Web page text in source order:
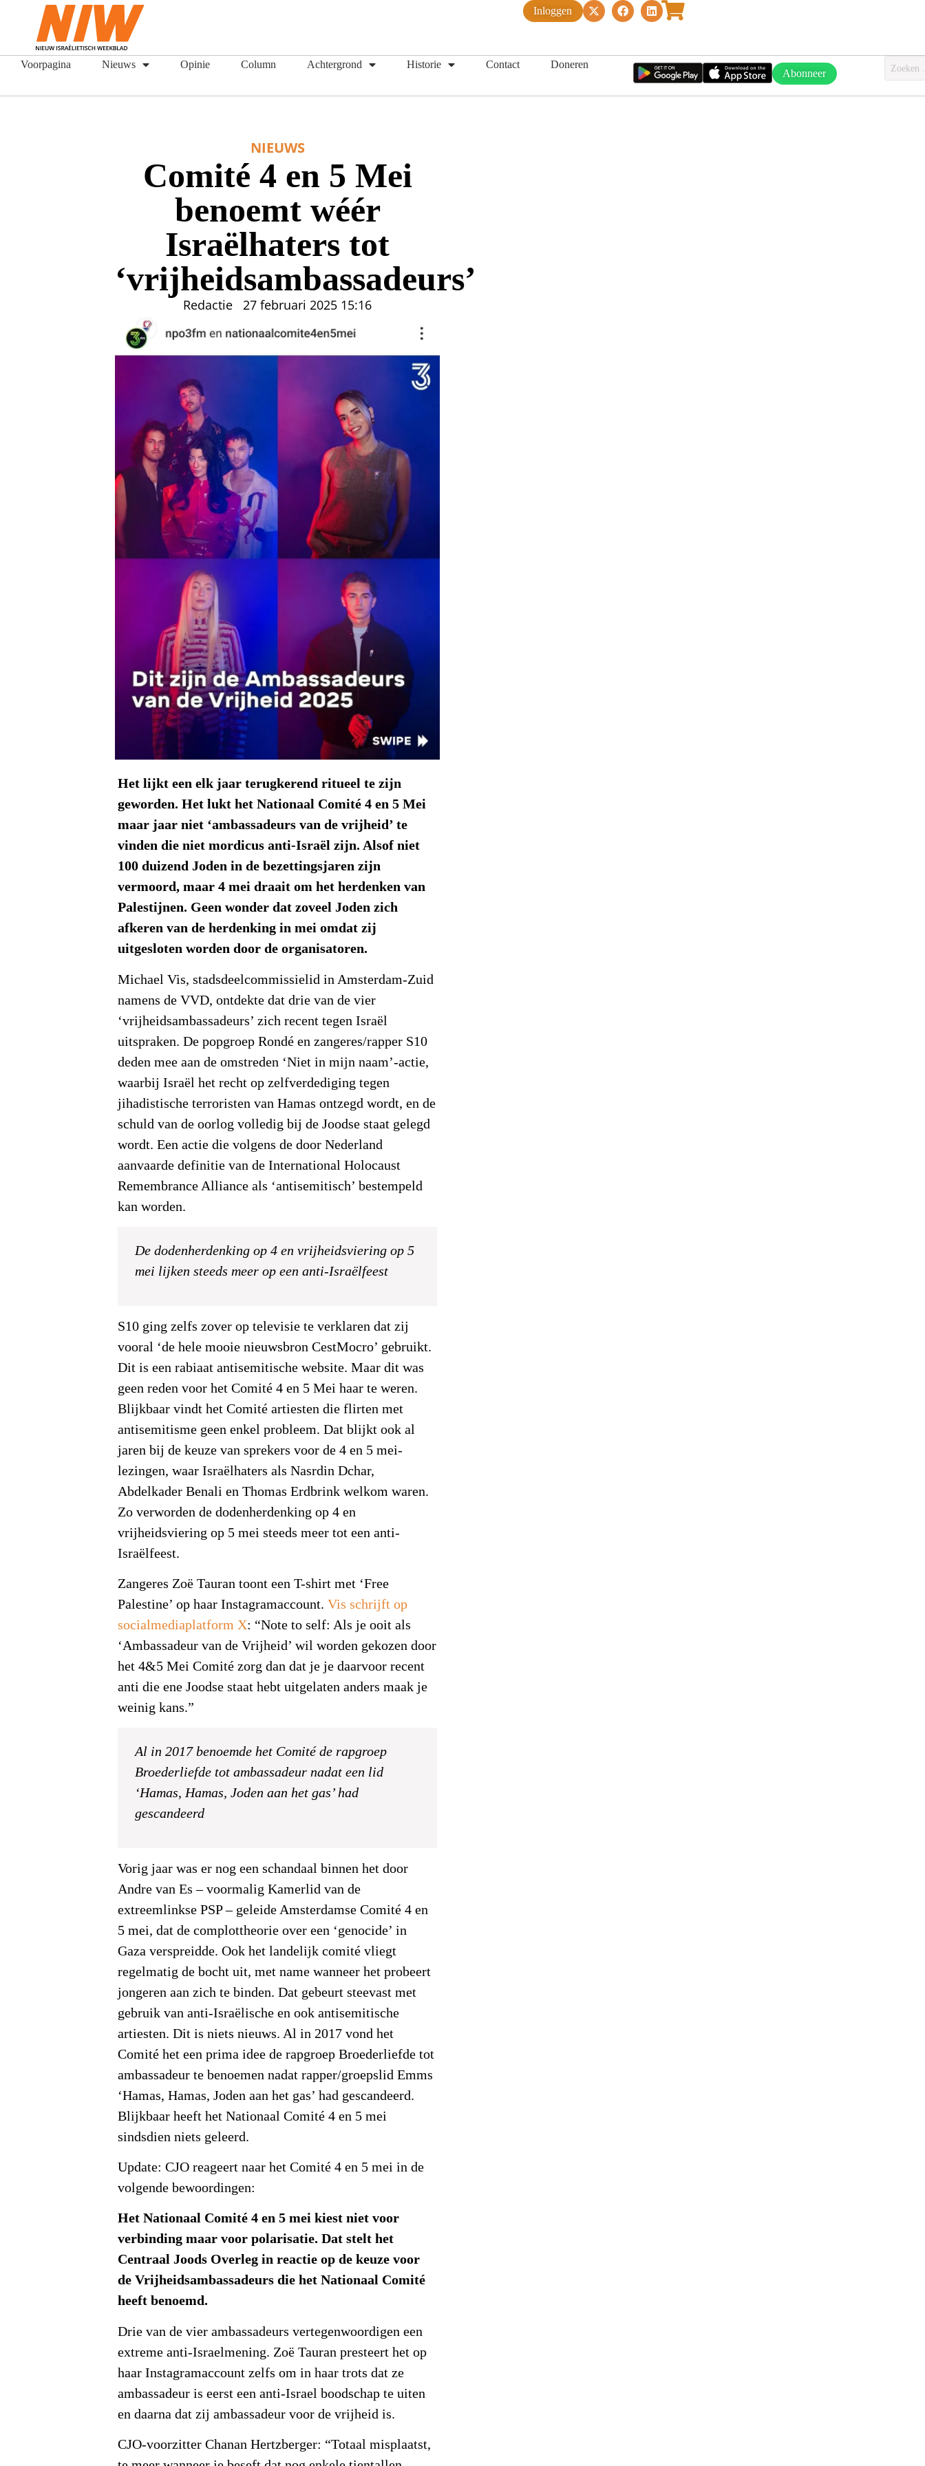
Inloggen
Voorpagina Nieuws Opinie Column Achtergrond Historie Contact Doneren
Abonneer
NIEUWS
Comité 4 en 5 Mei
benoemt wéér
Israëlhaters tot
‘vrijheidsambassadeurs’
Redactie 27 februari 2025 15:16
Het lijkt een elk jaar terugkerend ritueel te zijn
geworden. Het lukt het Nationaal Comité 4 en 5 Mei
maar jaar niet ‘ambassadeurs van de vrijheid’ te
vinden die niet mordicus anti-Israël zijn. Alsof niet
100 duizend Joden in de bezettingsjaren zijn
vermoord, maar 4 mei draait om het herdenken van
Palestijnen. Geen wonder dat zoveel Joden zich
afkeren van de herdenking in mei omdat zij
uitgesloten worden door de organisatoren.
Michael Vis, stadsdeelcommissielid in Amsterdam-Zuid
namens de VVD, ontdekte dat drie van de vier
‘vrijheidsambassadeurs’ zich recent tegen Israël
uitspraken. De popgroep Rondé en zangeres/rapper S10
deden mee aan de omstreden ‘Niet in mijn naam’-actie,
waarbij Israël het recht op zelfverdediging tegen
jihadistische terroristen van Hamas ontzegd wordt, en de
schuld van de oorlog volledig bij de Joodse staat gelegd
wordt. Een actie die volgens de door Nederland
aanvaarde definitie van de International Holocaust
Remembrance Alliance als ‘antisemitisch’ bestempeld
kan worden.
De dodenherdenking op 4 en vrijheidsviering op 5
mei lijken steeds meer op een anti-Israëlfeest
S10 ging zelfs zover op televisie te verklaren dat zij
vooral ‘de hele mooie nieuwsbron CestMocro’ gebruikt.
Dit is een rabiaat antisemitische website. Maar dit was
geen reden voor het Comité 4 en 5 Mei haar te weren.
Blijkbaar vindt het Comité artiesten die flirten met
antisemitisme geen enkel probleem. Dat blijkt ook al
jaren bij de keuze van sprekers voor de 4 en 5 mei-
lezingen, waar Israëlhaters als Nasrdin Dchar,
Abdelkader Benali en Thomas Erdbrink welkom waren.
Zo verworden de dodenherdenking op 4 en
vrijheidsviering op 5 mei steeds meer tot een anti-
Israëlfeest.
Zangeres Zoë Tauran toont een T-shirt met ‘Free
Palestine’ op haar Instagramaccount.Vis schrijft op
socialmediaplatform X: “Note to self: Als je ooit als
‘Ambassadeur van de Vrijheid’ wil worden gekozen door
het 4&5 Mei Comité zorg dan dat je je daarvoor recent
anti die ene Joodse staat hebt uitgelaten anders maak je
weinig kans.”
Al in 2017 benoemde het Comité de rapgroep
Broederliefde tot ambassadeur nadat een lid
‘Hamas, Hamas, Joden aan het gas’ had
gescandeerd
Vorig jaar was er nog een schandaal binnen het door
Andre van Es – voormalig Kamerlid van de
extreemlinkse PSP – geleide Amsterdamse Comité 4 en
5 mei, dat de complottheorie over een ‘genocide’ in
Gaza verspreidde. Ook het landelijk comité vliegt
regelmatig de bocht uit, met name wanneer het probeert
jongeren aan zich te binden. Dat gebeurt steevast met
gebruik van anti-Israëlische en ook antisemitische
artiesten. Dit is niets nieuws. Al in 2017 vond het
Comité het een prima idee de rapgroep Broederliefde tot
ambassadeur te benoemen nadat rapper/groepslid Emms
‘Hamas, Hamas, Joden aan het gas’ had gescandeerd.
Blijkbaar heeft het Nationaal Comité 4 en 5 mei
sindsdien niets geleerd.
Update: CJO reageert naar het Comité 4 en 5 mei in de
volgende bewoordingen:
Het Nationaal Comité 4 en 5 mei kiest niet voor
verbinding maar voor polarisatie. Dat stelt het
Centraal Joods Overleg in reactie op de keuze voor
de Vrijheidsambassadeurs die het Nationaal Comité
heeft benoemd.
Drie van de vier ambassadeurs vertegenwoordigen een
extreme anti-Israelmening. Zoë Tauran presteert het op
haar Instagramaccount zelfs om in haar trots dat ze
ambassadeur is eerst een anti-Israel boodschap te uiten
en daarna dat zij ambassadeur voor de vrijheid is.
CJO-voorzitter Chanan Hertzberger: “Totaal misplaatst,